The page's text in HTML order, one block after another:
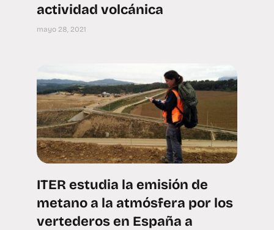
actividad volcánica
mayo 28, 2021
ITER estudia la emisión de
metano a la atmósfera por los
vertederos en España a